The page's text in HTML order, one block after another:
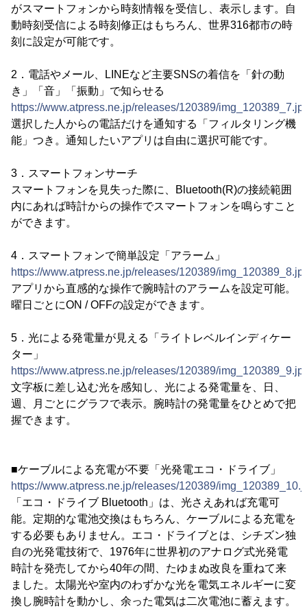
がスマートフォンから時刻情報を受信し、表示します。自
動時刻受信による時刻修正はもちろん、世界316都市の時
刻に設定が可能です。
2．電話やメール、LINEなど主要SNSの着信を「針の動
き」「音」「振動」で知らせる
https://www.atpress.ne.jp/releases/120389/
選択した人からの電話だけを通知する「フィルタリング機
能」つき。通知したいアプリは自由に選択可能です。
3．スマートフォンサーチ
スマートフォンを見失った際に、Bluetooth(R)の接続範囲
内にあれば時計からの操作でスマートフォンを鳴らすこと
ができます。
4．スマートフォンで簡単設定「アラーム」
https://www.atpress.ne.jp/releases/120389/
アプリから直感的な操作で腕時計のアラームを設定可能。
曜日ごとにON / OFFの設定ができます。
5．光による発電量が見える「ライトレベルインディケー
ター」
https://www.atpress.ne.jp/releases/120389/
文字板に差し込む光を感知し、光による発電量を、日、
週、月ごとにグラフで表示。腕時計の発電量をひとめで把
握できます。
■ケーブルによる充電が不要「光発電エコ・ドライブ」
https://www.atpress.ne.jp/releases/120389/
「エコ・ドライブ Bluetooth」は、光さえあれば充電可
能。定期的な電池交換はもちろん、ケーブルによる充電を
する必要もありません。エコ・ドライブとは、シチズン独
自の光発電技術で、1976年に世界初のアナログ式光発電
時計を発売してから40年の間、たゆまぬ改良を重ねて来
ました。太陽光や室内のわずかな光を電気エネルギーに変
換し腕時計を動かし、余った電気は二次電池に蓄えます。